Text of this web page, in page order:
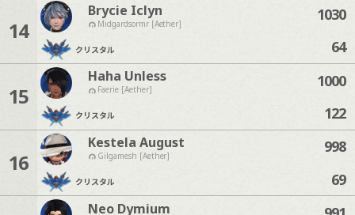
14
Brycie Iclyn
Midgardsormr [Aether]
クリスタル
1030
64
15
Haha Unless
Faerie [Aether]
クリスタル
1000
122
16
Kestela August
Gilgamesh [Aether]
クリスタル
998
69
Neo Dymium